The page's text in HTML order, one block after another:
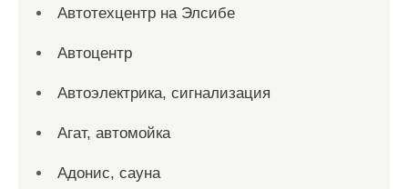
Автотехцентр на Элсибе
Автоцентр
Автоэлектрика, сигнализация
Агат, автомойка
Адонис, сауна